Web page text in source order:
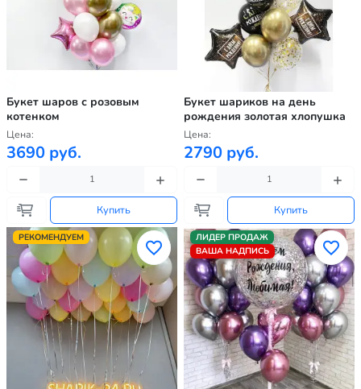
Букет шаров с розовым
котенком
Цена:
3690 руб.
Купить
Букет шариков на день
рождения золотая хлопушка
Цена:
2790 руб.
Купить
РЕКОМЕНДУЕМ
ЛИДЕР ПРОДАЖ
ВАША НАДПИСЬ